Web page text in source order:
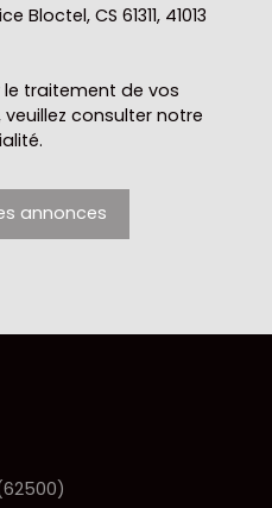
Bloctel, CS 61311, 41013
le traitement de vos
consulter notre
.
annonces